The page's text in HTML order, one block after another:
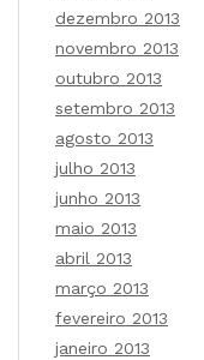
dezembro 2013
novembro 2013
outubro 2013
setembro 2013
agosto 2013
julho 2013
junho 2013
maio 2013
abril 2013
março 2013
fevereiro 2013
janeiro 2013